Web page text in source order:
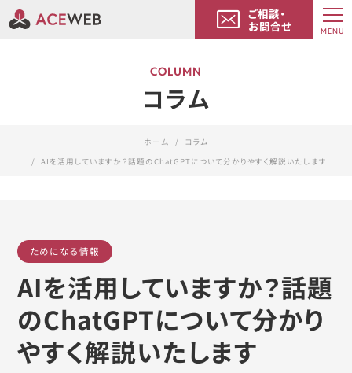
ご相談・
お問合せ
MENU
COLUMN
コラム
ホーム
コラム
AIを活用していますか？話題のChatGPTについて分かりやすく解説いたします
ためになる情報
AIを活用していますか？話題
のChatGPTについて分かり
やすく解説いたします